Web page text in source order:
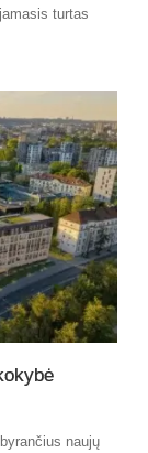
turtas
naujų